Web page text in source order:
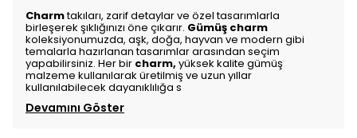
Charmtakıları, zarif detaylar ve özel tasarımlarla
birleşerek şıklığınızı öne çıkarır. Gümüş charm
koleksiyonumuzda, aşk, doğa, hayvan ve modern gibi
temalarla hazırlanan tasarımlar arasından seçim
yapabilirsiniz. Her bir charm, yüksek kalite gümüş
malzeme kullanılarak üretilmiş ve uzun yıllar
kullanılabilecek dayanıklılığa s
Devamını Göster